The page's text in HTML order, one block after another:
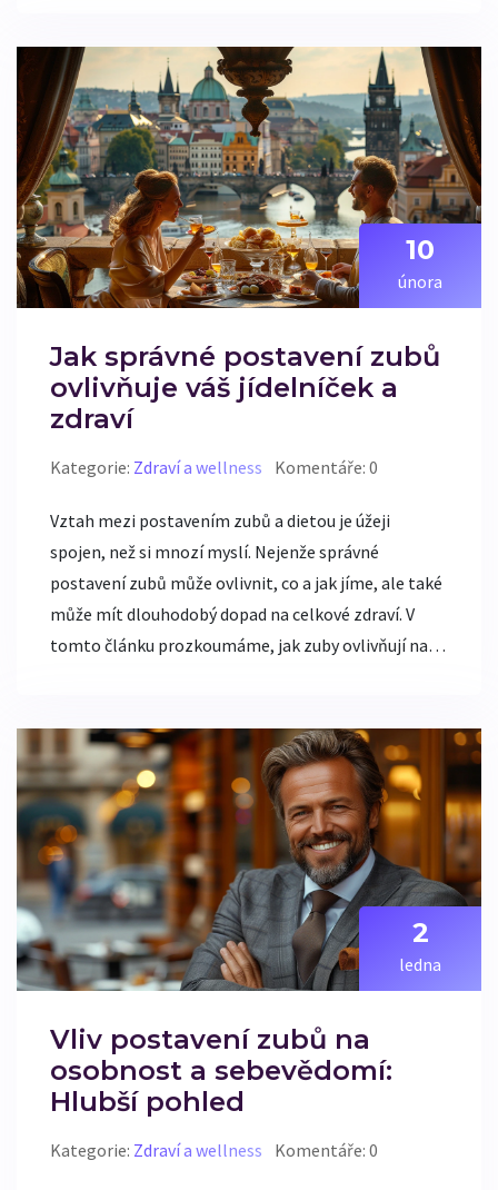
10
února
Jak správné postavení zubů
ovlivňuje váš jídelníček a
zdraví
Kategorie: Zdraví a wellness Komentáře: 0
Vztah mezi postavením zubů a dietou je úžeji
spojen, než si mnozí myslí. Nejenže správné
postavení zubů může ovlivnit, co a jak jíme, ale také
může mít dlouhodobý dopad na celkové zdraví. V
tomto článku prozkoumáme, jak zuby ovlivňují naši
příznivě ovlivní i vaši dietu.
2
ledna
Vliv postavení zubů na
osobnost a sebevědomí:
Hlubší pohled
Kategorie: Zdraví a wellness Komentáře: 0